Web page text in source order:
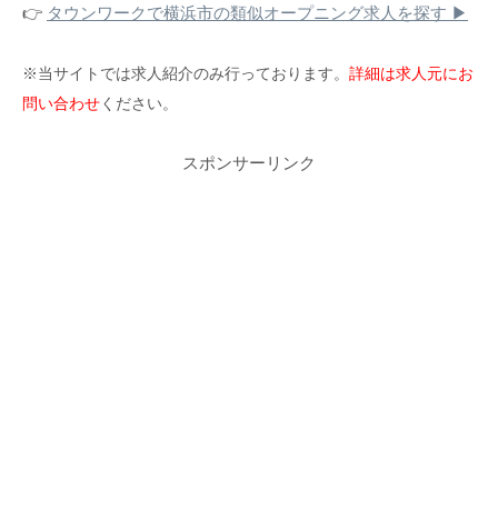
👉 タウンワークで横浜市の類似オープニング求人を探す ▶
※当サイトでは求人紹介のみ行っております。 詳細は求人元にお
問い合わせください。
スポンサーリンク